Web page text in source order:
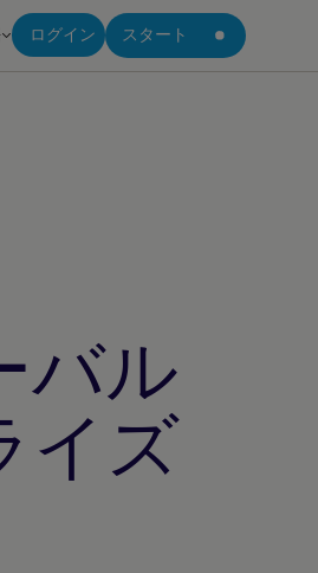
ログイン スタート
バル
イズ